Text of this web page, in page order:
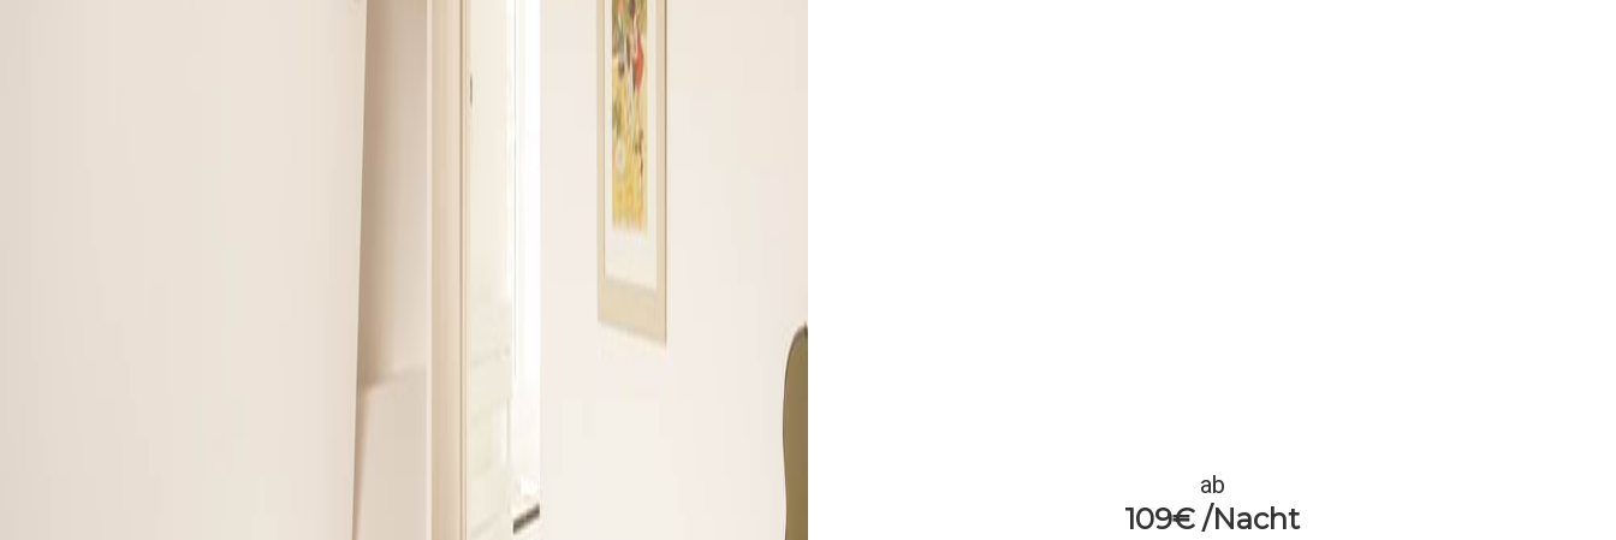
ab
109€ /Nacht